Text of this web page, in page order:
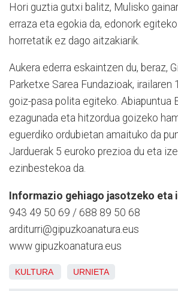
Hori guztia gutxi balitz, Mulisko
erraza eta egokia da, edonork
horretatik ez dago aitzakiarik.
Aukera ederra eskaintzen du, beraz,
Parketxe Sarea Fundazioak, irailaren
goiz-pasa polita egiteko. Abiapuntua
ezagunada eta hitzordua goizeko
eguerdiko ordubietan amaituko da
Jarduerak 5 euroko prezioa du eta
ezinbestekoa da.
Informazio gehiago jasotzeko eta
943 49 50 69 / 688 89 50 68
arditurri@gipuzkoanatura.eus
www gipuzkoanatura.eus
KULTURA URNIETA